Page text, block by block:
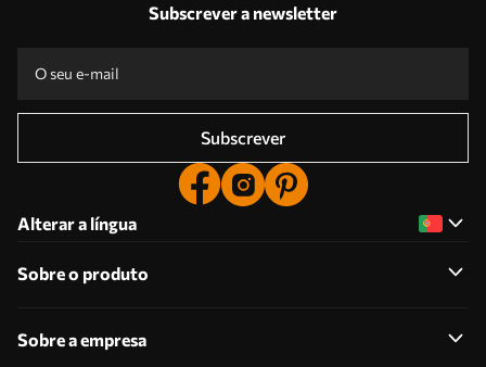
Subscrever a newsletter
Subscrever
Alterar a língua
Sobre o produto
Sobre a empresa